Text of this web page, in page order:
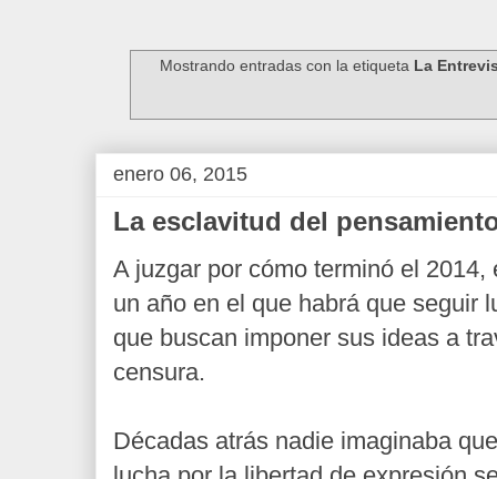
Mostrando entradas con la etiqueta La
enero 06, 2015
La esclavitud del
A juzgar por cómo terminó el
un año en el que habrá que seguir
que buscan imponer sus ideas a
censura.
Décadas atrás nadie imaginaba